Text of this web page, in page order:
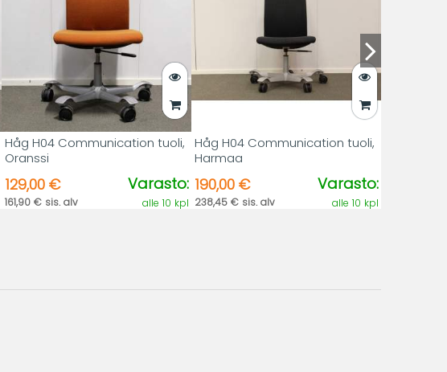
Håg H04 Communication tuoli,
Oranssi
129,00 €
161,90 € sis. alv
Varasto:
alle 10 kpl
Håg H04 Communication tuoli,
Harmaa
190,00 €
238,45 € sis. alv
Varasto:
alle 10 kpl